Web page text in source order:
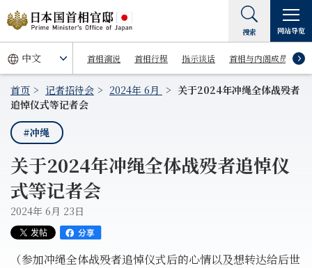
首相演说 首相行程 指示谈话 首相与内阁成员
搜索 网站导览
首页 记者招待会 2024年 6月
关于2024年冲绳全体战殁者
追悼仪式等记者会
#冲绳
关于2024年冲绳全体战殁者追悼仪
式等记者会
2024年 6月 23日
（参加冲绳全体战殁者追悼仪式后的心情以及想转达给后世